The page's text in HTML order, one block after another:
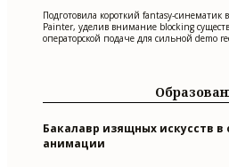
Подготовила короткий fantasy-синематик
Painter, уделив внимание blocking
операторской подаче для сильной demo
Бакалавр изящных искусств в
анимации